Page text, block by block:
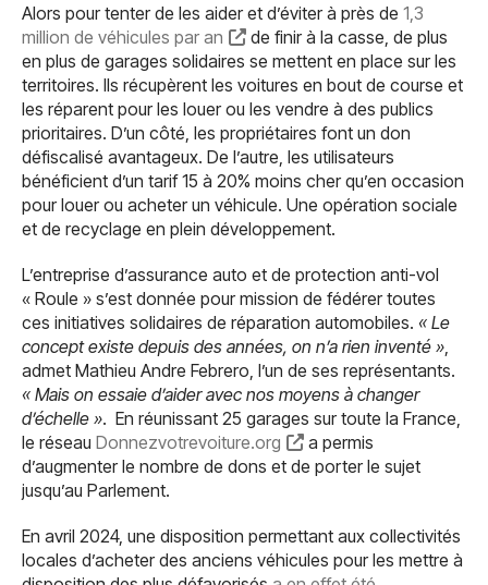
Alors pour tenter de les aider et d’éviter à près de 1,3
million de véhicules par an
de finir à la casse, de plus
en plus de garages solidaires se mettent en place sur les
territoires. Ils récupèrent les voitures en bout de course et
les réparent pour les louer ou les vendre à des publics
prioritaires. D’un côté, les propriétaires font un don
défiscalisé avantageux. De l’autre, les utilisateurs
bénéficient d’un tarif 15 à 20% moins cher qu’en occasion
pour louer ou acheter un véhicule. Une opération sociale
et de recyclage en plein développement.
L’entreprise d’assurance auto et de protection anti-vol
« Roule » s’est donnée pour mission de fédérer toutes
ces initiatives solidaires de réparation automobiles. « Le
concept existe depuis des années, on n’a rien inventé »
admet Mathieu Andre Febrero, l’un de ses représentants.
« Mais on essaie d’aider avec nos moyens à changer
d’échelle ». En réunissant 25 garages sur toute la France,
le réseau Donnezvotrevoiture.org
a permis
d’augmenter le nombre de dons et de porter le sujet
jusqu’au Parlement.
En avril 2024, une disposition permettant aux collectivités
locales d’acheter des anciens véhicules pour les mettre à